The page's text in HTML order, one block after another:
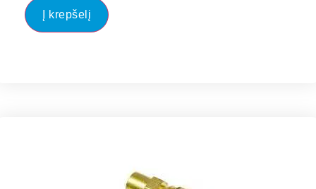
Į krepšelį